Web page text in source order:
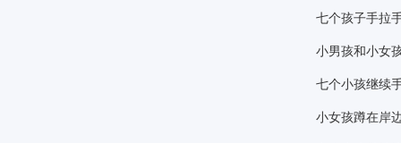
七个孩子手拉手
小男孩和小女
七个小孩继续手
小女孩蹲在岸边